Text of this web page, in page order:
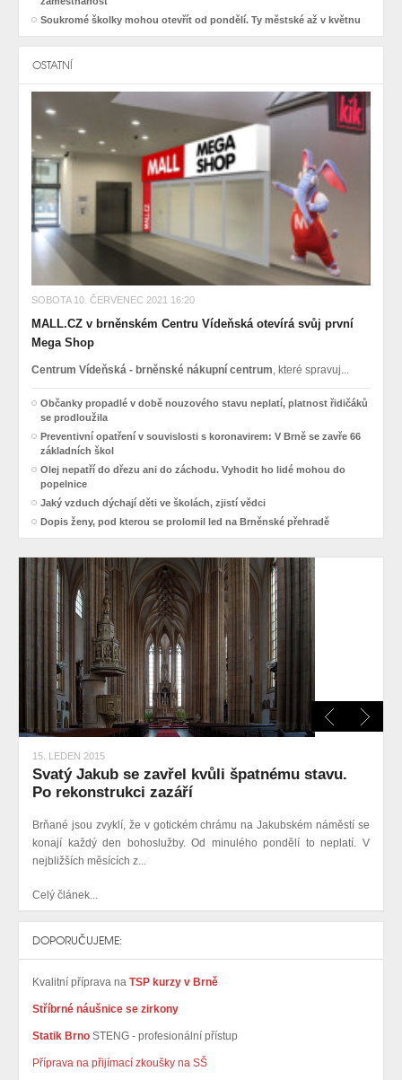
Soukromé školky mohou otevřít od pondělí. Ty městské až v květnu
OSTATNÍ
SOBOTA 10. ČERVENEC 2021 16:20
MALL.CZ v brněnském Centru Vídeňská otevírá svůj první
Mega Shop
Centrum Vídeňská - brněnské nákupní centrum , které spravuj...
Občanky propadlé v době nouzového stavu neplatí, platnost řidičáků
se prodloužila
Preventivní opatření v souvislosti s koronavirem: V Brně se zavře 66
základních škol
Olej nepatří do dřezu ani do záchodu. Vyhodit ho lidé mohou do
popelnice
Jaký vzduch dýchají děti ve školách, zjistí vědci
Dopis ženy, pod kterou se prolomil led na Brněnské přehradě
15. LEDEN 2015
Svatý Jakub se zavřel kvůli špatnému stavu.
Po rekonstrukci zazáří
Brňané jsou zvyklí, že v gotickém chrámu na Jakubském náměstí se
konají každý den bohoslužby. Od minulého pondělí to neplatí. V
nejbližších měsících z...
Celý článek...
DOPORUČUJEME:
Kvalitní příprava na TSP kurzy v Brně
Stříbrné náušnice se zirkony
Statik Brno STENG - profesionální přístup
Příprava na přijímací zkoušky na SŠ